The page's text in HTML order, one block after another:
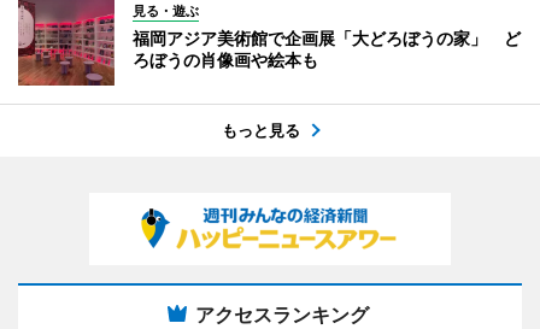
見る・遊ぶ
福岡アジア美術館で企画展「大どろぼうの家」 ど
ろぼうの肖像画や絵本も
もっと見る
アクセスランキング